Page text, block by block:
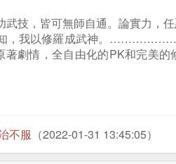
技，皆可無師自通。論實力，
知，我以修羅成武神。
劇情，全自由化的PK和完美
不服 （2022-01-31 13:45:05）